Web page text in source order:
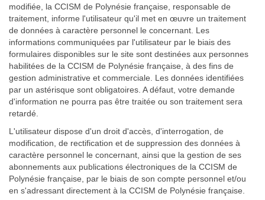
modifiée, la CCISM de Polynésie française, responsable de
traitement, informe l'utilisateur qu'il met en œuvre un traitement
de données à caractère personnel le concernant. Les
informations communiquées par l'utilisateur par le biais des
formulaires disponibles sur le site sont destinées aux personnes
habilitées de la CCISM de Polynésie française, à des fins de
gestion administrative et commerciale. Les données identifiées
par un astérisque sont obligatoires. A défaut, votre demande
d'information ne pourra pas être traitée ou son traitement sera
retardé.
L'utilisateur dispose d'un droit d'accès, d'interrogation, de
modification, de rectification et de suppression des données à
caractère personnel le concernant, ainsi que la gestion de ses
abonnements aux publications électroniques de la CCISM de
Polynésie française, par le biais de son compte personnel et/ou
en s'adressant directement à la CCISM de Polynésie française.